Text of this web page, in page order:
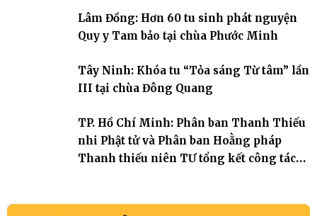
Tháp). Những tuần tu học ngắn ngủi nhưng đã trở thành hành
trang quý báu, gieo những hạt giống thiện l
Lâm Đồng: Hơn 60 tu sinh phát nguyện
Quy y Tam bảo tại chùa Phước Minh
Tây Ninh: Khóa tu “Tỏa sáng Từ tâm” lần
III tại chùa Đông Quang
TP. Hồ Chí Minh: Phân ban Thanh Thiếu
nhi Phật tử và Phân ban Hoằng pháp
Thanh thiếu niên TƯ tổng kết công tác